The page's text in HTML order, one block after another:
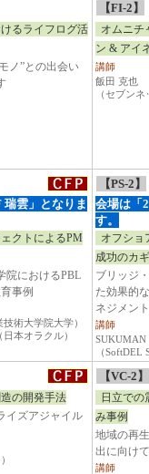
るライフログ活
ノ”との出会い
【FI-2】
オムニチ
ン & アイ
講師
飯田 克也
（セブン
瑞雲」となりま
クトによるPM
院におけるPBL
事例
術大学院大学）
日本オラクル）
【PS-2】
会場は「
す。
オフショ
成功のカギ
ブリッジ
た効果的
ネジメント
講師
SUKUMAN
（SoftDEL
の開発手法
イズアジャイル
【VC-2】
日立での
み事例
地域の再
出に向けて
講師